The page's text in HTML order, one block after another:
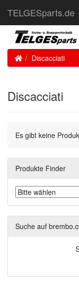
TELGESparts.de
HomeDiscacciati
Discacciati
Es gibt keine
Produkte Finder
Suche auf